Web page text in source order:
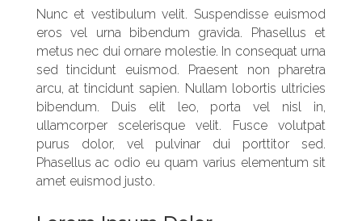
Nunc et vestibulum velit. Suspendisse euismod
eros vel urna bibendum gravida. Phasellus et
metus nec dui ornare molestie. In consequat urna
sed tincidunt euismod. Praesent non pharetra
arcu, at tincidunt sapien. Nullam lobortis ultricies
bibendum. Duis elit leo, porta vel nisl in,
ullamcorper scelerisque velit. Fusce volutpat
purus dolor, vel pulvinar dui porttitor sed.
Phasellus ac odio eu quam varius elementum sit
amet euismod justo.